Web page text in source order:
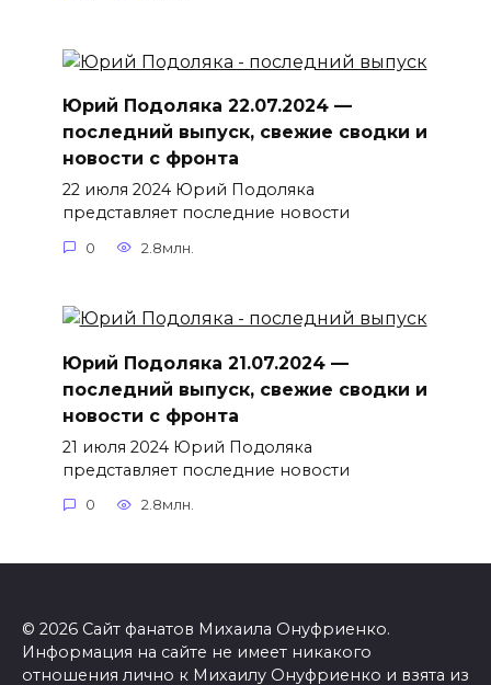
Юрий Подоляка 22.07.2024 —
последний выпуск, свежие сводки и
новости с фронта
22 июля 2024 Юрий Подоляка
представляет последние новости
0 2.8млн.
Юрий Подоляка 21.07.2024 —
последний выпуск, свежие сводки и
новости с фронта
21 июля 2024 Юрий Подоляка
представляет последние новости
0 2.8млн.
© 2026 Сайт фанатов Михаила Онуфриенко.
Информация на сайте не имеет никакого
отношения лично к Михаилу Онуфриенко и взята из